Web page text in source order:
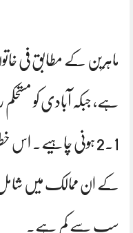
ہے، جبکہ آبادی کو
2.1 ہونی چاہیے۔
کے ان ممالک میں
سب سے کم ہے۔